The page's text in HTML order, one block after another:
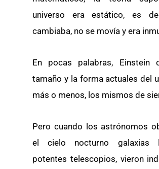
universo era estático, es
cambiaba, no se movía y era
En pocas palabras, Einstein
tamaño y la forma actuales del
más o menos, los mismos de
Pero cuando los astrónomos
el cielo nocturno galaxias
potentes telescopios, vieron